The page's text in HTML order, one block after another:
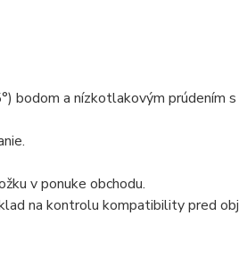
bodom a nízkotlakovým prúdením
v ponuke obchodu.
na kontrolu kompatibility pred